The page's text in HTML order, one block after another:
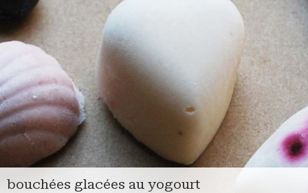
bouchées glacées au yogourt